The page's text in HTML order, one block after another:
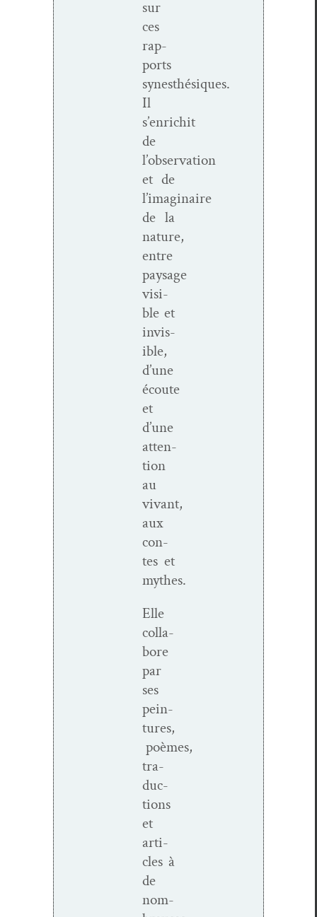
sur
ces
rap­
ports
synesthésiques.
Il
s’enrichit
de
l’observation
et de
l’imaginaire
de la
nature,
entre
paysage
vis­i­
ble et
invis­
i­ble,
d’une
écoute
et
d’une
atten­
tion
au
vivant,
aux
con­
tes et
mythes.
Elle
col­la­
bore
par
ses
pein­
tures,
poèmes,
tra­
duc­
tions
et
arti­
cles à
de
nom­